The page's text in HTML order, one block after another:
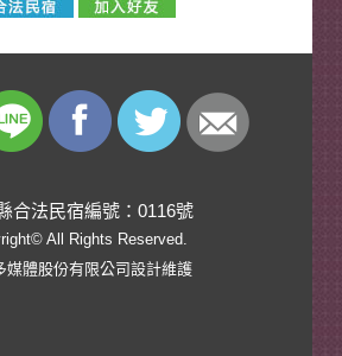
合法民宿編號：0116號
All Rights Reserved.
媒體股份有限公司設計維護